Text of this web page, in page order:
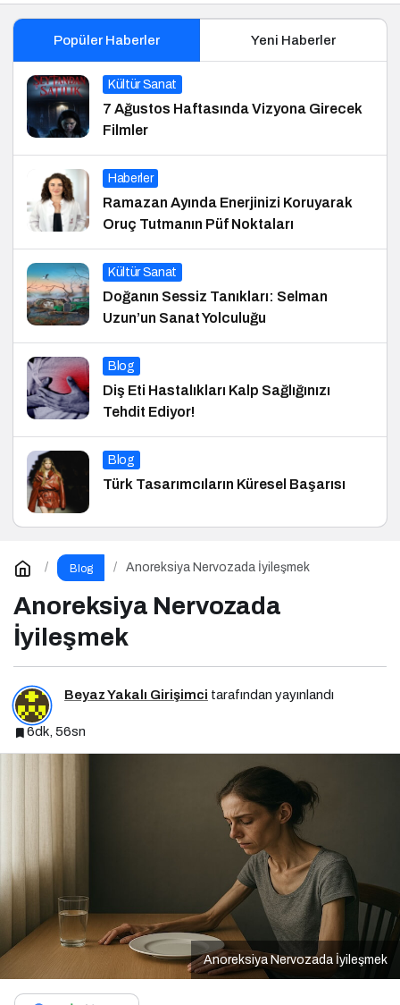
Popüler Haberler Yeni Haberler
Kültür Sanat
7 Ağustos Haftasında Vizyona Girecek
Filmler
Haberler
Ramazan Ayında Enerjinizi Koruyarak
Oruç Tutmanın Püf Noktaları
Kültür Sanat
Doğanın Sessiz Tanıkları: Selman
Uzun’un Sanat Yolculuğu
Blog
Diş Eti Hastalıkları Kalp Sağlığınızı
Tehdit Ediyor!
Blog
Türk Tasarımcıların Küresel Başarısı
Blog Anoreksiya Nervozada İyileşmek
Anoreksiya Nervozada
İyileşmek
Beyaz Yakalı Girişimci tarafından yayınlandı
6dk, 56sn
Anoreksiya Nervozada İyileşmek